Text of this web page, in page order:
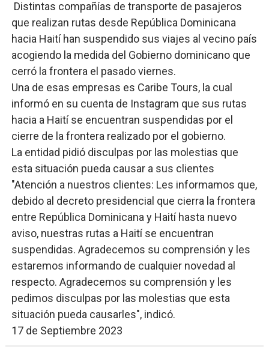
Fellito Suberví inspecciona obras en las “villas” y
Comedores Comunitarios de DASAC garantizan
UNTC inicia ofensiva para recuperar fuerza gremial
PRM escogerá este domingo su nueva cúpula
Candidato a presidente del Colegio de Notarios hace
Distintas compañías de transporte de pasajeros
que realizan rutas desde República Dominicana
hacia Haití han suspendido sus viajes al vecino país
acogiendo la medida del Gobierno dominicano que
cerró la frontera el pasado viernes.
Una de esas empresas es Caribe Tours, la cual
informó en su cuenta de Instagram que sus rutas
hacia a Haití se encuentran suspendidas por el
cierre de la frontera realizado por el gobierno.
La entidad pidió disculpas por las molestias que
esta situación pueda causar a sus clientes
"Atención a nuestros clientes: Les informamos que,
debido al decreto presidencial que cierra la frontera
entre República Dominicana y Haití hasta nuevo
aviso, nuestras rutas a Haití se encuentran
suspendidas. Agradecemos su comprensión y les
estaremos informando de cualquier novedad al
respecto. Agradecemos su comprensión y les
pedimos disculpas por las molestias que esta
situación pueda causarles", indicó.
17 de Septiembre 2023